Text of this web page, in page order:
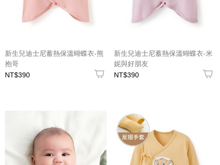
新生兒迪士尼蓄熱保溫蝴蝶衣-熊
抱哥
NT$390
新生兒迪士尼蓄熱保溫蝴蝶衣-米
妮與好朋友
NT$390